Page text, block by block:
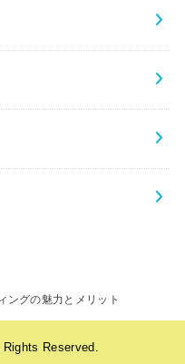
ングの魅力とメリット
Reserved.